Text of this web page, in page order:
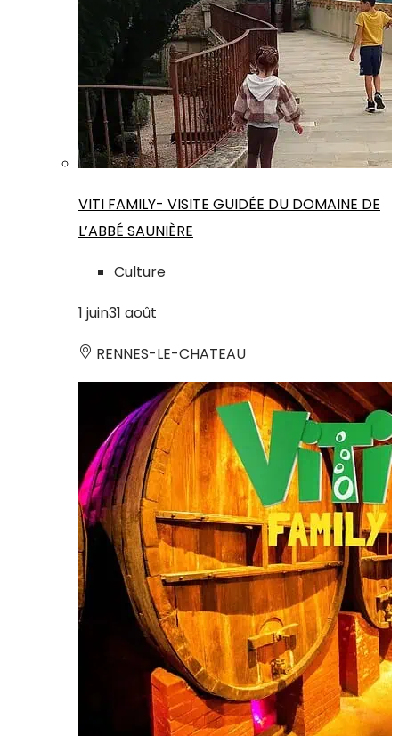
VITI FAMILY- VISITE GUIDÉE DU DOMAINE DE
L’ABBÉ SAUNIÈRE
Culture
1 juin31 août
RENNES-LE-CHATEAU